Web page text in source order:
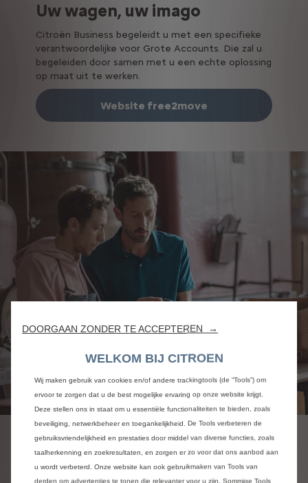
Uw wagen, uw imago
Citroën Business begeleidt u met een specifieke
verantwoordelijke voor Grote Accounts. Die zal u
begeleiden door samen met u een echte oplossing
op maat uit te werken.
Website free2move
KLEINE/MIDDELGROTE
ONDERNEMING
DOORGAAN ZONDER TE ACCEPTEREN →
WELKOM BIJ CITROEN
Wij maken gebruik van cookies en/of andere trackingtools (de “Tools”) om
ervoor te zorgen dat u de best mogelijke ervaring op onze website krijgt.
Deze stellen ons in staat om u essentiële functionaliteiten te bieden, zoals
beveiliging, netwerkbeheer en toegankelijkheid. De Tools verbeteren de
gebruiksvriendelijkheid en prestaties door middel van diverse functies, zoals
taalherkenning en zoekresultaten, en zorgen er zo voor dat ons aanbod aan
u wordt verbeterd. Onze website kan ook gebruikmaken van Tools van
derden om advertenties te tonen die relevanter voor u zijn. Sommige Tools